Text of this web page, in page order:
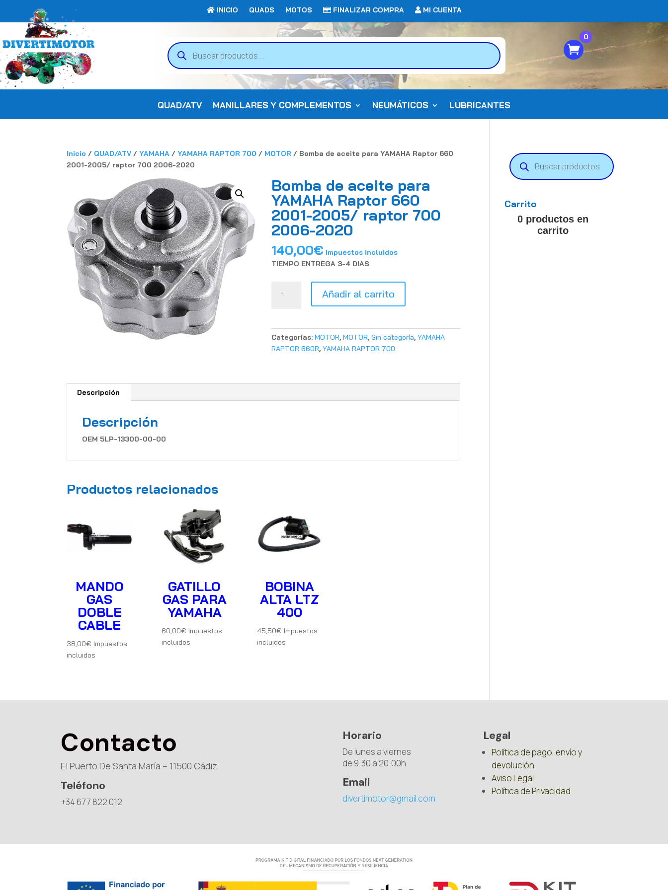
INICIO QUADS MOTOS FINALIZAR COMPRA MI CUENTA
Búsqueda
de
productos
0
QUAD/ATV MANILLARES Y COMPLEMENTOS NEUMÁTICOS LUBRICANTES
Inicio / QUAD/ATV /YAMAHA /YAMAHA RAPTOR 700 / MOTOR / Bomba de aceite para YAMAHA Raptor 660
2001-2005/ raptor 700 2006-2020
Bomba de aceite para
YAMAHA Raptor 660
2001-2005/ raptor 700
2006-2020
140,00€ Impuestos incluidos
TIEMPO ENTREGA 3-4 DIAS
Raptor
700
Añadir al carrito
Categorías:MOTOR,MOTOR,Sin categoría,YAMAHA
RAPTOR 660R,YAMAHA RAPTOR 700
Descripción
Descripción
OEM 5LP-13300-00-00
Productos relacionados
MANDO
GAS
DOBLE
CABLE
38,00€ Impuestos
incluidos
GATILLO
GAS PARA
YAMAHA
60,00€ Impuestos
incluidos
BOBINA
ALTA LTZ
400
45,50€ Impuestos
incluidos
Búsqueda
de
productos
Carrito
0 productos en
carrito
Contacto
El Puerto De Santa María – 11500 Cádiz
Teléfono
+34 677 822 012
Horario
De lunes a viernes
de 9:30 a 20:00h
Email
divertimotor@gmail.com
Legal
Política de pago, envío y
devolución
Aviso Legal
Política de Privacidad